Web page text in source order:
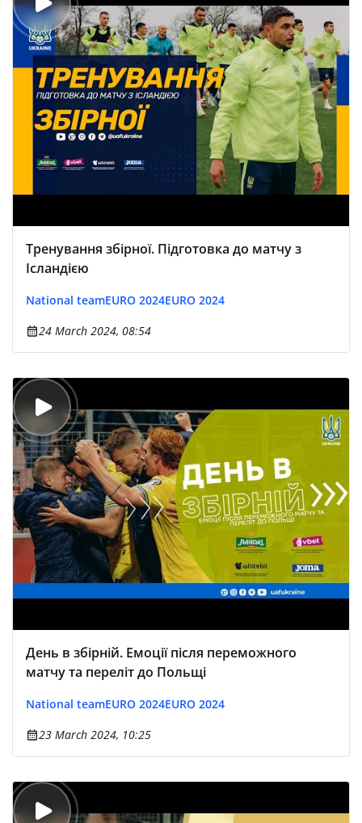
Тренування збірної. Підготовка до матчу з
Ісландією
National teamEURO 2024EURO 2024
24 March 2024, 08:54
День в збірній. Емоції після переможного
матчу та переліт до Польщі
National teamEURO 2024EURO 2024
23 March 2024, 10:25